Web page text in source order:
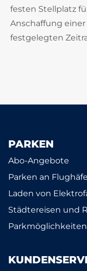
festen Stellplatz
Anschaffung
festgelegten
PARKEN
Abo-Angebote
Parken an
Laden von
Städtereisen und